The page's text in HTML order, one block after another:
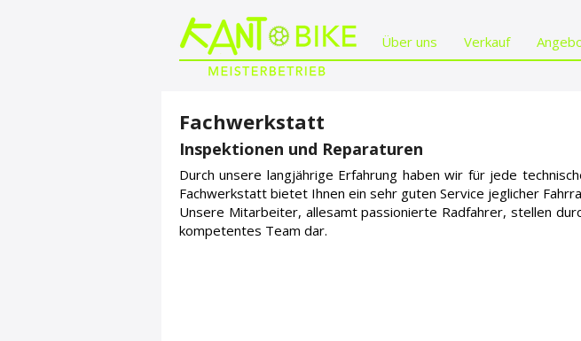
Über uns Verkauf
Fachwerkstatt
Inspektionen und Reparaturen
Durch unsere langjährige Erfahrung haben wir für jede
Fachwerkstatt bietet Ihnen ein sehr guten Service jeglicher
Unsere Mitarbeiter, allesamt passionierte Radfahrer, stellen
kompetentes Team dar.